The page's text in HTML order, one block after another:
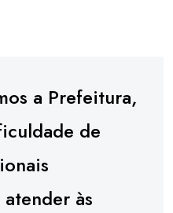
a Prefeitura,
de
às